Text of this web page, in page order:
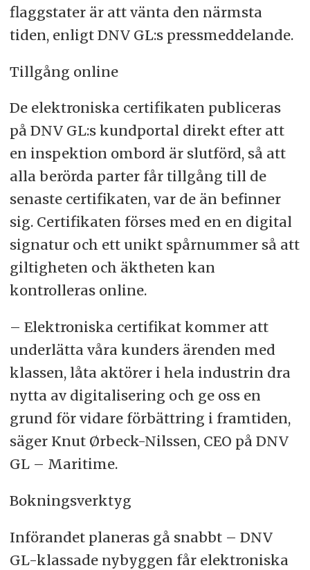
flaggstater är att vänta den närmsta
tiden, enligt DNV GL:s pressmeddelande.
Tillgång online
De elektroniska certifikaten publiceras
på DNV GL:s kundportal direkt efter att
en inspektion ombord är slutförd, så att
alla berörda parter får tillgång till de
senaste certifikaten, var de än befinner
sig. Certifikaten förses med en en digital
signatur och ett unikt spårnummer så att
giltigheten och äktheten kan
kontrolleras online.
– Elektroniska certifikat kommer att
underlätta våra kunders ärenden med
klassen, låta aktörer i hela industrin dra
nytta av digitalisering och ge oss en
grund för vidare förbättring i framtiden,
säger Knut Ørbeck-Nilssen, CEO på DNV
GL – Maritime.
Bokningsverktyg
Införandet planeras gå snabbt – DNV
GL-klassade nybyggen får elektroniska